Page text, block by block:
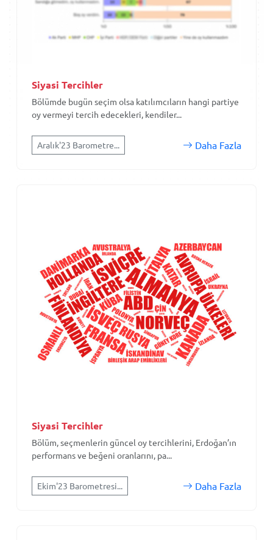
Siyasi Tercihler
Bölümde bugün seçim olsa katılımcıların hangi partiye
oy vermeyi tercih edecekleri, kendiler...
Aralık'23 Barometre... Daha Fazla
Siyasi Tercihler
Bölüm, seçmenlerin güncel oy tercihlerini, Erdoğan’ın
performans ve beğeni oranlarını, pa...
Ekim'23 Barometresi... Daha Fazla